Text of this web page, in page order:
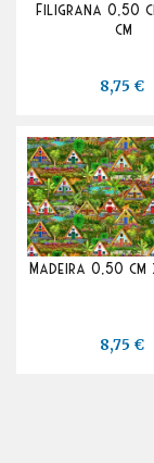
Filigrana 0,50
cm
8,75 €
Madeira 0,50 cm
8,75 €